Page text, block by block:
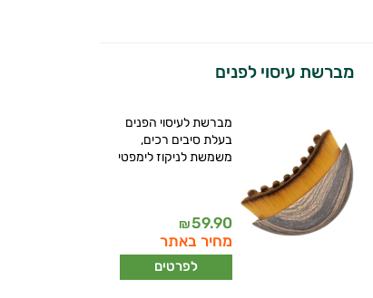
מברשת עיסוי לפנים
מברשת לעיסוי הפנים
בעלת סיבים רכים,
משמשת לניקוז לימפטי
59.90
₪
מחיר באתר
לפרטים